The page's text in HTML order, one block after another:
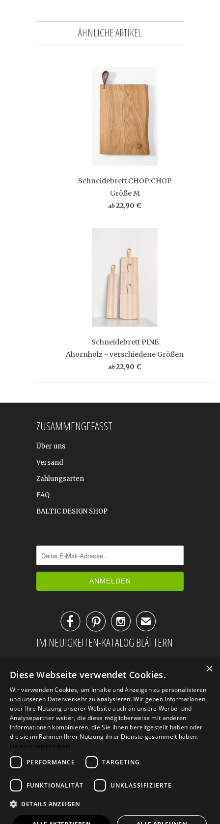
ÄHNLICHE ARTIKEL
Schneidebrett CHOP CHOP
Größe M
ab 22,90 €
Schneidebrett PINE
Ahornholz - verschiedene Größen
ab 22,90 €
ZUSAMMENGEFASST
Über uns
Versand
Zahlungsarten
FAQ
BALTIC DESIGN SHOP
✉
IM NEUIGKEITEN-KATALOG BLÄTTERN
AGB Datenschutz
Impressum
Kontakt
© 2026Design Geschenke
Shop
×
Diese Webseite verwendet Cookies.
Wir verwenden Cookies, um Inhalte und Anzeigen zu personalisieren
und unseren Datenverkehr zu analysieren. Wir geben Informationen
über Ihre Nutzung unserer Website auch an unsere Werbe- und
Analysepartner weiter, die diese möglicherweise mit anderen
Informationen kombinieren, die Sie ihnen bereitgestellt haben oder
die sie im Rahmen Ihrer Nutzung ihrer Dienste gesammelt haben.
Datenschutzrichtlinie
PERFORMANCE
TARGETING
FUNKTIONALITÄT UNKLASSIFIZIERTE
DETAILS ANZEIGEN